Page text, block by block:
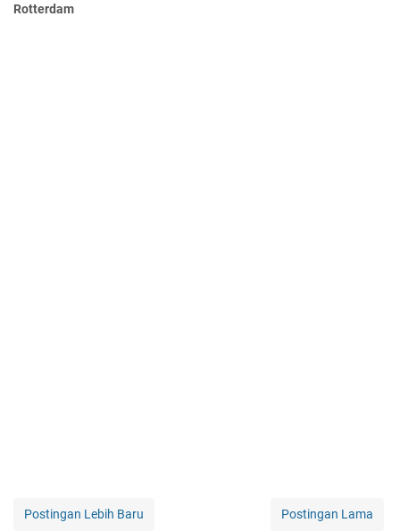
Rotterdam
Postingan Lebih Baru Postingan Lama